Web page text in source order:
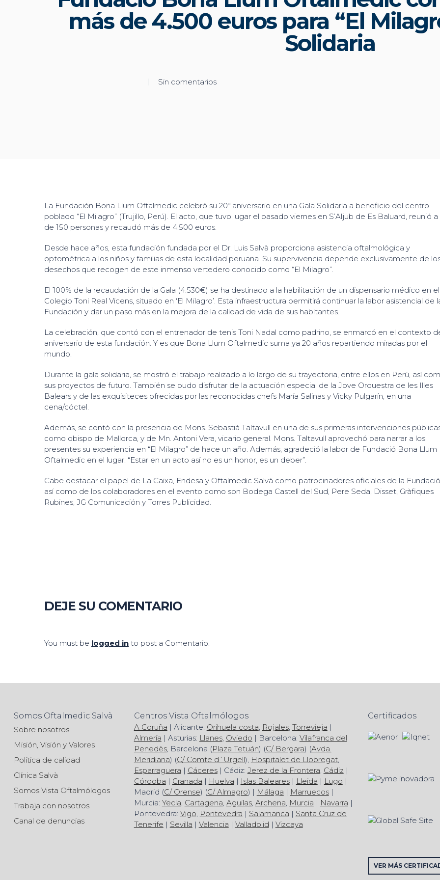
más de 4.500 euros para “El
Solidaria
Sin comentarios
La Fundación Bona Llum Oftalmedic celebró su 20º aniversario en una Gala Solidaria a beneficio del centro
poblado “El Milagro” (Trujillo, Perú). El acto, que tuvo lugar el pasado viernes en S’Aljub de Es Baluard, reunió
de 150 personas y recaudó más de 4.500 euros.
Desde hace años, esta fundación fundada por el Dr. Luis Salvà proporciona asistencia oftalmológica y
optométrica a los niños y familias de esta localidad peruana. Su supervivencia depende exclusivamente de
desechos que recogen de este inmenso vertedero conocido como “El Milagro”.
El 100% de la recaudación de la Gala (4.530€) se ha destinado a la habilitación de un dispensario médico en el
Colegio Toni Real Vicens, situado en ‘El Milagro’. Esta infraestructura permitirá continuar la labor asistencial de
Fundación y dar un paso más en la mejora de la calidad de vida de sus habitantes.
La celebración, que contó con el entrenador de tenis Toni Nadal como padrino, se enmarcó en el contexto
aniversario de esta fundación. Y es que Bona Llum Oftalmedic suma ya 20 años repartiendo miradas por el
mundo.
Durante la gala solidaria, se mostró el trabajo realizado a lo largo de su trayectoria, entre ellos en Perú, así
sus proyectos de futuro. También se pudo disfrutar de la actuación especial de la Jove Orquestra de les Illes
Balears y de las exquisiteces ofrecidas por las reconocidas chefs María Salinas y Vicky Pulgarín, en una
cena/cóctel.
Además, se contó con la presencia de Mons. Sebastià Taltavull en una de sus primeras intervenciones
como obispo de Mallorca, y de Mn. Antoni Vera, vicario general. Mons. Taltavull aprovechó para narrar a los
presentes su experiencia en “El Milagro” de hace un año. Además, agradeció la labor de Fundació Bona Llum
Oftalmedic en el lugar: “Estar en un acto así no es un honor, es un deber”.
Cabe destacar el papel de La Caixa, Endesa y Oftalmedic Salvà como patrocinadores oficiales de la
así como de los colaboradores en el evento como son Bodega Castell del Sud, Pere Seda, Disset, Gràfiques
Rubines, JG Comunicación y Torres Publicidad.
DEJE SU COMENTARIO
You must be logged in to post a Comentario.
Somos Oftalmedic Salvà
Sobre nosotros
Misión, Visión y Valores
Política de calidad
Clínica Salvà
Somos Vista Oftalmólogos
Trabaja con nosotros
Canal de denuncias
Centros Vista Oftalmólogos
A Coruña | Alicante: Orihuela costa, Rojales, Torrevieja |
Almería | Asturias: Llanes, Oviedo | Barcelona: Vilafranca del
Penedès, Barcelona (Plaza Tetuán) (C/ Bergara) (Avda.
Meridiana) (C/ Comte d´Urgell), Hospitalet de Llobregat,
Esparraguera | Cáceres| Cádiz: Jerez de la Frontera, Cádiz |
Córdoba | Granada | Huelva | Islas Baleares| Lleida | Lugo |
Madrid (C/ Orense) (C/ Almagro) | Málaga | Marruecos|
Murcia: Yecla, Cartagena, Aguilas, Archena, Murcia | Navarra |
Pontevedra: Vigo, Pontevedra | Salamanca | Santa Cruz de
Tenerife | Sevilla | Valencia | Valladolid | Vizcaya
Certificados
VER MÁS